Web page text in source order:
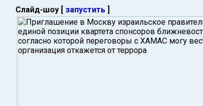
Слайд-шоу [ запустить ]